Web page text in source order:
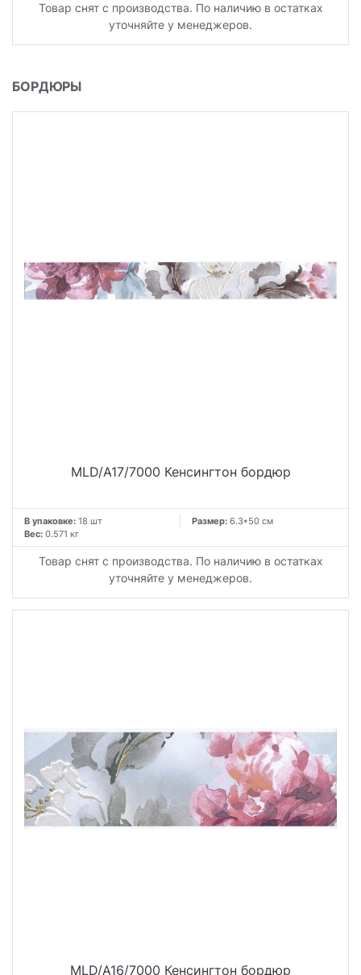
Товар снят с производства. По наличию в остатках
уточняйте у менеджеров.
БОРДЮРЫ
MLD/A17/7000 Кенсингтон бордюр
В упаковке: 18 шт Размер: 6.3*50 см
Вес: 0.571 кг
Товар снят с производства. По наличию в остатках
уточняйте у менеджеров.
MLD/A16/7000 Кенсингтон бордюр